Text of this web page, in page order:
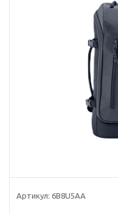
Артикул: 6B8U5AA